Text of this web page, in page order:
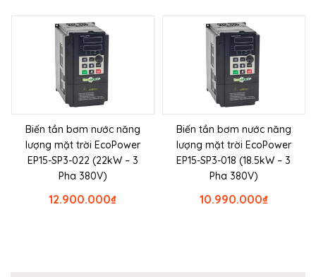
Biến tần bơm nước năng
lượng mặt trời EcoPower
EP15-SP3-022 (22kW – 3
Pha 380V)
₫
12.900.000
Biến tần bơm nước năng
lượng mặt trời EcoPower
EP15-SP3-018 (18.5kW – 3
Pha 380V)
₫
10.990.000